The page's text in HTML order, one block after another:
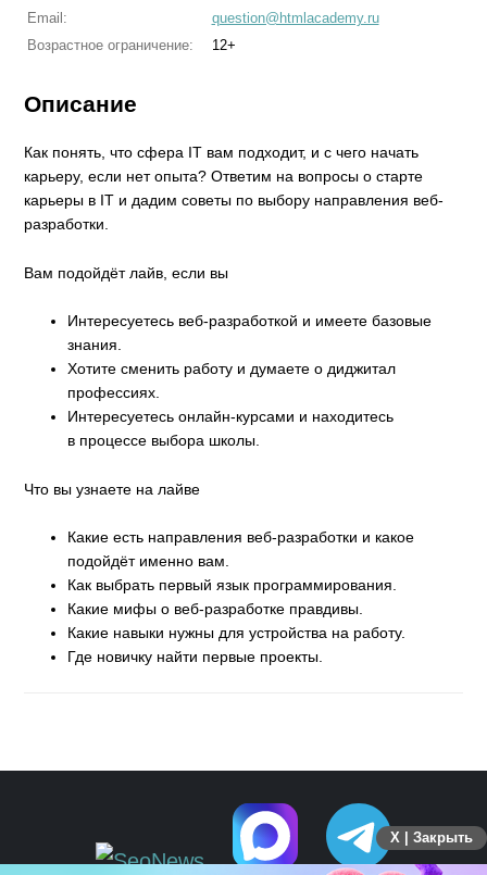
Email:
question@htmlacademy.ru
Возрастное ограничение:
12+
Описание
Как понять, что сфера IT вам подходит, и с чего начать
карьеру, если нет опыта? Ответим на вопросы о старте
карьеры в IT и дадим советы по выбору направления веб-
разработки.
Вам подойдёт лайв, если вы
Интересуетесь веб-разработкой и имеете базовые
знания.
Хотите сменить работу и думаете о диджитал
профессиях.
Интересуетесь онлайн-курсами и находитесь
в процессе выбора школы.
Что вы узнаете на лайве
Какие есть направления веб-разработки и какое
подойдёт именно вам.
Как выбрать первый язык программирования.
Какие мифы о веб-разработке правдивы.
Какие навыки нужны для устройства на работу.
Где новичку найти первые проекты.
X | Закрыть